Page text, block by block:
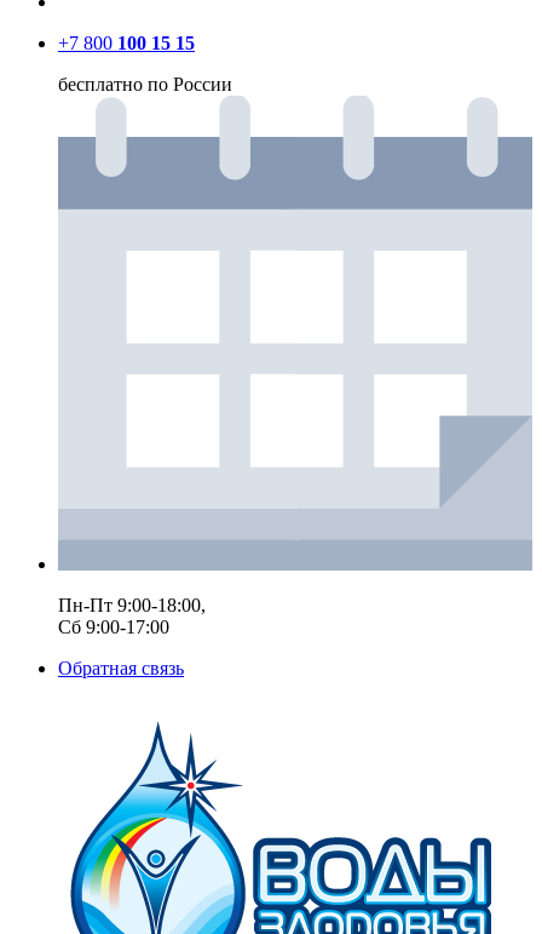
+7 800 100 15 15
бесплатно по России
Пн-Пт 9:00-18:00,
Сб 9:00-17:00
Обратная связь